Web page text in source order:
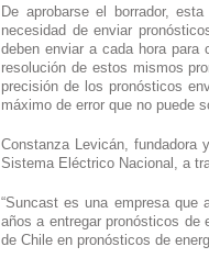
De aprobarse el borrador,
necesidad de enviar
deben enviar a cada hora
resolución de estos mismos
precisión de los pronósticos
máximo de error que no puede
Constanza Levicán, fundadora
Sistema Eléctrico Nacional, a
“Suncast es una empresa que
años a entregar pronósticos de
de Chile en pronósticos de